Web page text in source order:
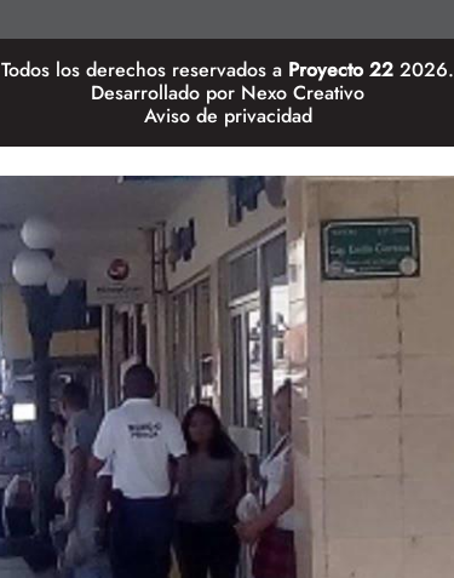
Todos los derechos reservados a Proyecto 22 2026.
Desarrollado por Nexo Creativo
Aviso de privacidad